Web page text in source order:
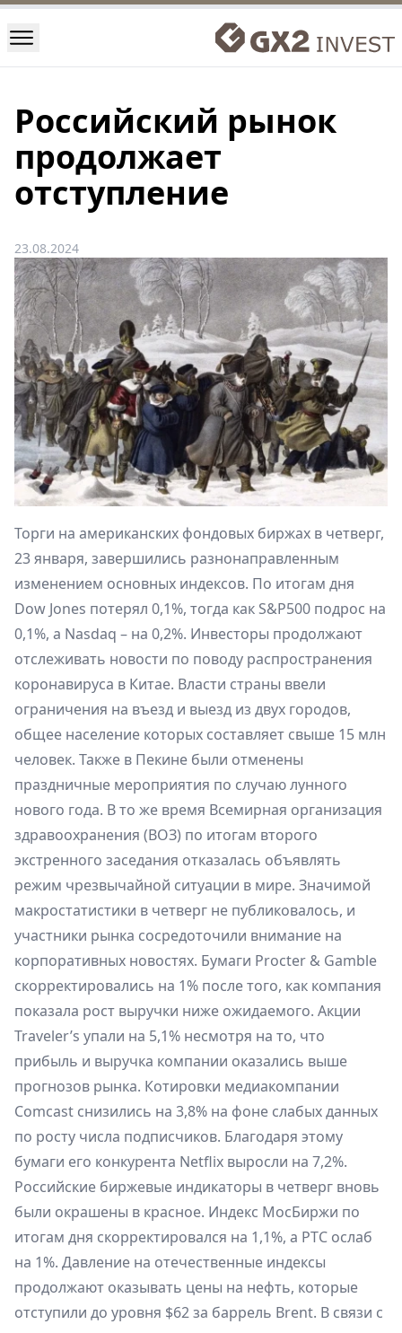
Российский рынок
продолжает
отступление
23.08.2024
Торги на американских фондовых биржах в четверг,
23 января, завершились разнонаправленным
изменением основных индексов. По итогам дня
Dow Jones потерял 0,1%, тогда как S&P500 подрос на
0,1%, а Nasdaq – на 0,2%. Инвесторы продолжают
отслеживать новости по поводу распространения
коронавируса в Китае. Власти страны ввели
ограничения на въезд и выезд из двух городов,
общее население которых составляет свыше 15 млн
человек. Также в Пекине были отменены
праздничные мероприятия по случаю лунного
нового года. В то же время Всемирная организация
здравоохранения (ВОЗ) по итогам второго
экстренного заседания отказалась объявлять
режим чрезвычайной ситуации в мире. Значимой
макростатистики в четверг не публиковалось, и
участники рынка сосредоточили внимание на
корпоративных новостях. Бумаги Procter & Gamble
скорректировались на 1% после того, как компания
показала рост выручки ниже ожидаемого. Акции
Traveler’s упали на 5,1% несмотря на то, что
прибыль и выручка компании оказались выше
прогнозов рынка. Котировки медиакомпании
Comcast снизились на 3,8% на фоне слабых данных
по росту числа подписчиков. Благодаря этому
бумаги его конкурента Netflix выросли на 7,2%.
Российские биржевые индикаторы в четверг вновь
были окрашены в красное. Индекс МосБиржи по
итогам дня скорректировался на 1,1%, а РТС ослаб
на 1%. Давление на отечественные индексы
продолжают оказывать цены на нефть, которые
отступили до уровня $62 за баррель Brent. В связи с